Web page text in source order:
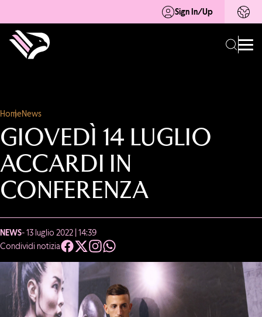
Sign In/Up
HomeNews
GIOVEDÌ 14 LUGLIO
ACCARDI IN
CONFERENZA
NEWS- 13 luglio 2022 | 14:39
Condividi notizia